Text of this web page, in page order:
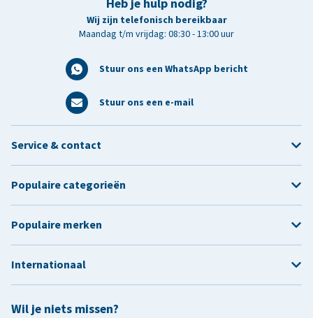
Heb je hulp nodig?
Wij zijn telefonisch bereikbaar
Maandag t/m vrijdag: 08:30 - 13:00 uur
Stuur ons een WhatsApp bericht
Stuur ons een e-mail
Wil je niets missen?
Service & contact
Populaire categorieën
Populaire merken
Internationaal